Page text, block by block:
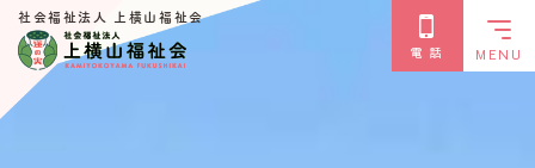
社会福祉法人 上横山福祉会
電 話 MENU